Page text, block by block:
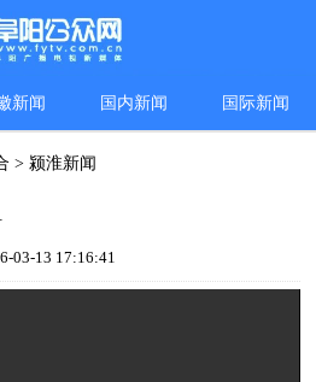
新闻 国内新闻 国际新闻
>颍淮新闻
03-13 17:16:41